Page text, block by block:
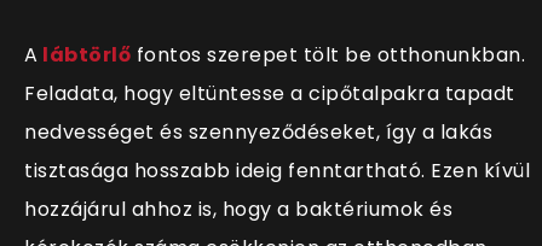
A lábtörlő fontos szerepet tölt be otthonunkban.
Feladata, hogy eltüntesse a cipőtalpakra tapadt
nedvességet és szennyeződéseket, így a lakás
tisztasága hosszabb ideig fenntartható. Ezen kívül
hozzájárul ahhoz is, hogy a baktériumok és